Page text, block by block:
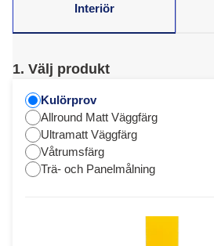
Interiör
1. Välj produkt
Kulörprov
Allround Matt Väggfärg
Ultramatt Väggfärg
Våtrumsfärg
Trä- och Panelmålning